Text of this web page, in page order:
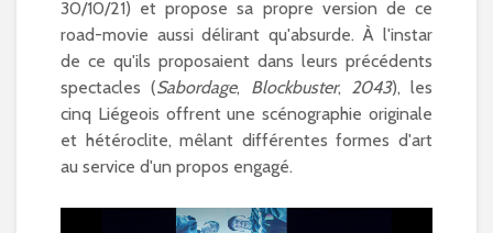
30/10/21) et propose sa propre version de ce
road-movie aussi délirant qu'absurde. À l'instar
de ce qu'ils proposaient dans leurs précédents
spectacles (Sabordage, Blockbuster, 2043), les
cinq Liégeois offrent une scénographie originale
et hétéroclite, mêlant différentes formes d'art
au service d'un propos engagé.